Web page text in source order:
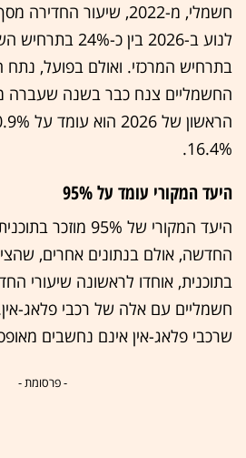
חשמלי, מ-2022, שיעור
בתרחיש המרכזי. ואולם בפועל,
החשמליים צנח כבר בשנה שעברה
16.4%.
היעד המקורי עומד על 95%
היעד המקורי של
החדשה, אולם בנתונים אחרים,
בתוכנית, אוחדו לראשונה שיעורי
חשמליים עם אלה של רכבי פלאג-
שרכבי פלאג-אין אינם נחשבים
- פרסומת -